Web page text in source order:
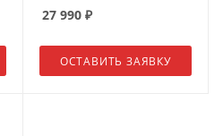
27 990₽
ОСТАВИТЬ ЗАЯВКУ